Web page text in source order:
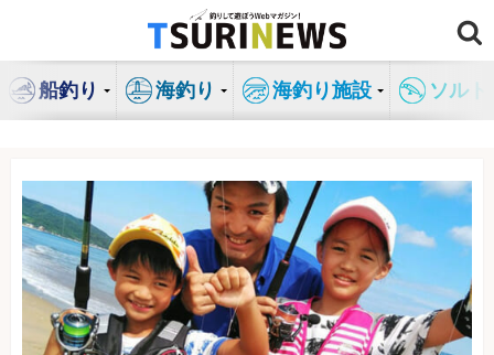
ン
船釣り 海釣り 海釣り施設 ソル